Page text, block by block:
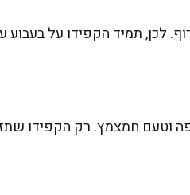
תמיד הקפידו על בעבוע
וטעם חמצמץ. רק הקפידו